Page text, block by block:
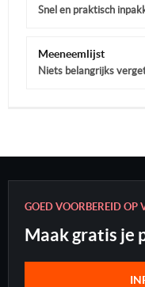
Snel en praktisch
Meeneemlijst
Niets belangrijks
GOED VOORBEREID OP
Maak gratis je